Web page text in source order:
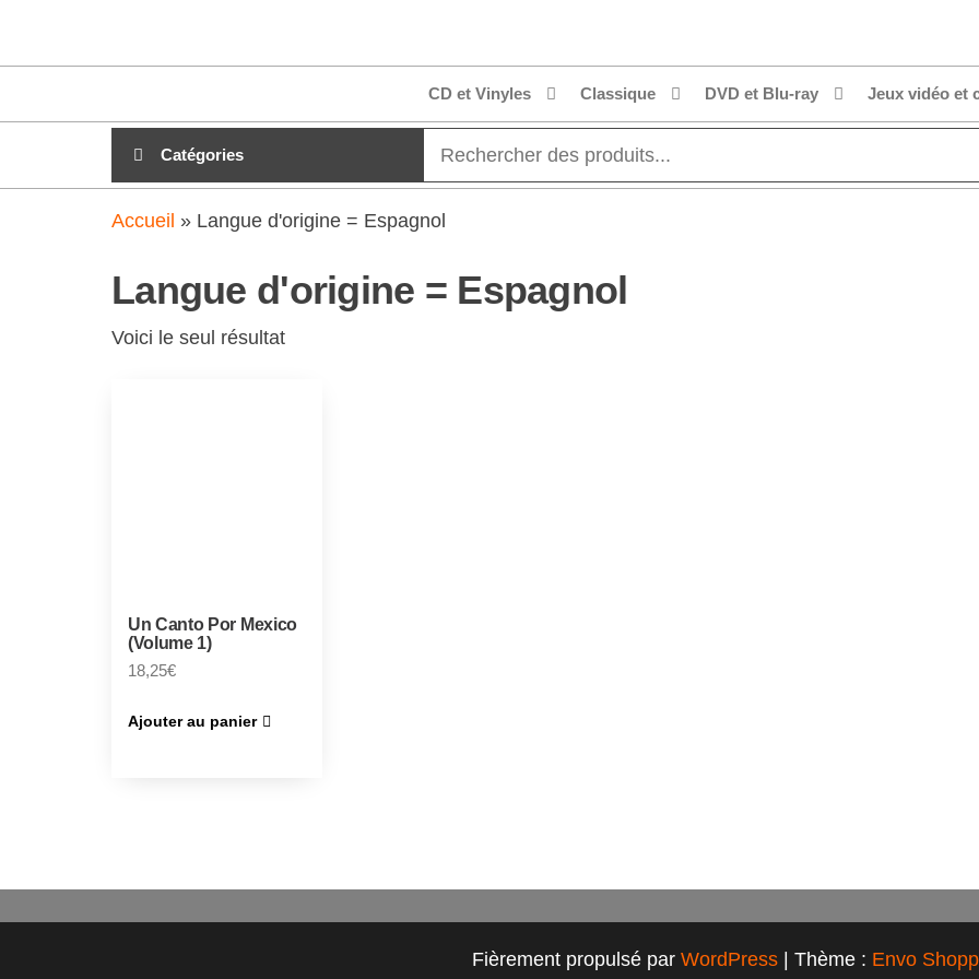
clubdial.fr
CD et Vinyles Classique DVD et Blu-ray Jeux vidéo et
Catégories
Accueil » Langue d'origine = Espagnol
Langue d'origine = Espagnol
Voici le seul résultat
Un Canto Por Mexico
(Volume 1)
18,25€
Ajouter au panier
Fièrement propulsé par WordPress | Thème : Envo